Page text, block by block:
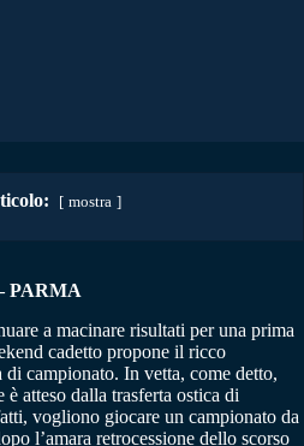
mostra
PARMA
a macinare risultati per una prima
cadetto propone il ricco
campionato. In vetta, come detto,
atteso dalla trasferta ostica di
vogliono giocare un campionato da
l’amara retrocessione dello scorso